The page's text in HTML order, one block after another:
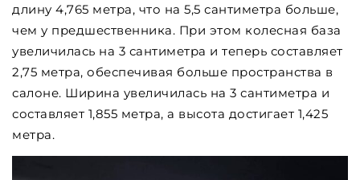
длину 4,765 метра, что на 5,5 сантиметра больше,
чем у предшественника. При этом колесная база
увеличилась на 3 сантиметра и теперь составляет
2,75 метра, обеспечивая больше пространства в
салоне. Ширина увеличилась на 3 сантиметра и
составляет 1,855 метра, а высота достигает 1,425
метра.